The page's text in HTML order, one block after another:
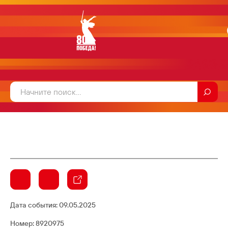
Дата события:09.05.2025
Номер: 8920975